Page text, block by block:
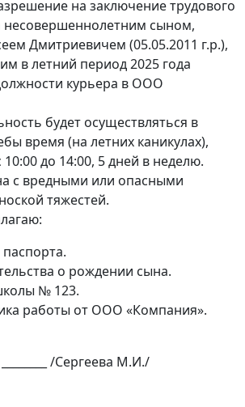
на заключение трудового
несовершеннолетним сыном,
Дмитриевичем (05.05.2011 г.р.),
в летний период 2025 года
курьера в ООО
будет осуществляться в
время (на летних каникулах),
до 14:00, 5 дней в неделю.
с вредными или опасными
тяжестей.
о рождении сына.
№ 123.
работы от ООО «Компания».
/Сергеева М.И./